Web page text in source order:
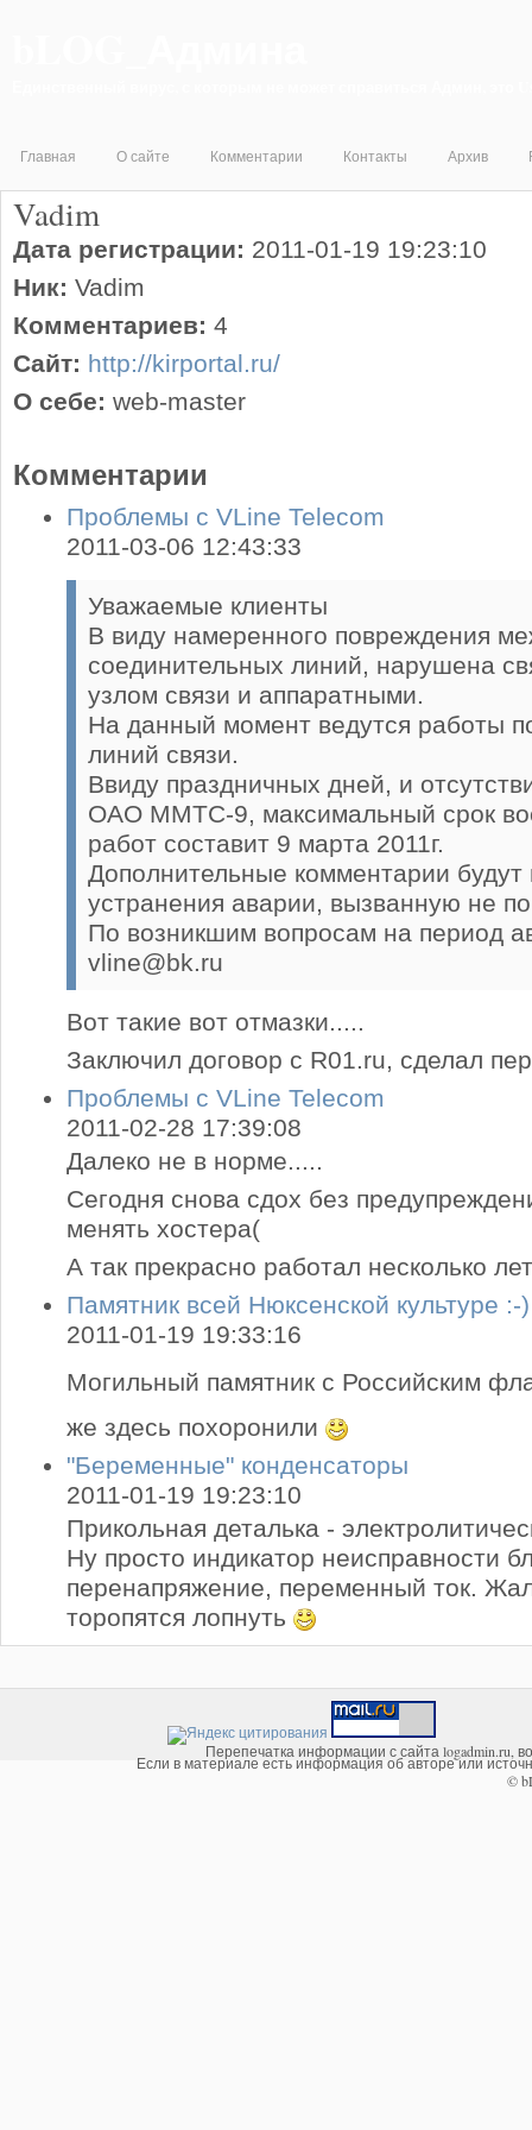
Главная О сайте Комментарии Контакты Архив
Vadim
Дата регистрации: 2011-01-19 19:23:10
Ник: Vadim
Комментариев: 4
Сайт: http://kirportal.ru/
О себе: web-master
Комментарии
Проблемы с VLine Telecom
2011-03-06 12:43:33
Уважаемые клиенты
В виду намеренного повреждения
соединительных линий, нарушена
узлом связи и аппаратными.
На данный момент ведутся работы
линий связи.
Ввиду праздничных дней, и
ОАО ММТС-9, максимальный срок
работ составит 9 марта 2011г.
Дополнительные комментарии будут
устранения аварии, вызванную не
По возникшим вопросам на период
vline@bk.ru
Вот такие вот отмазки.....
Заключил договор с R01.ru, сделал
Проблемы с VLine Telecom
2011-02-28 17:39:08
Далеко не в норме.....
Сегодня снова сдох без
менять хостера(
А так прекрасно работал несколько
Памятник всей Нюксенской культуре :-)
2011-01-19 19:33:16
Могильный памятник с Российским
же здесь похоронили
"Беременные" конденсаторы
2011-01-19 19:23:10
Прикольная деталька -
Ну просто индикатор неисправности
перенапряжение, переменный ток.
торопятся лопнуть
Перепечатка информации с сайта logadmin.ru,
Если в материале есть информация об авторе или
©